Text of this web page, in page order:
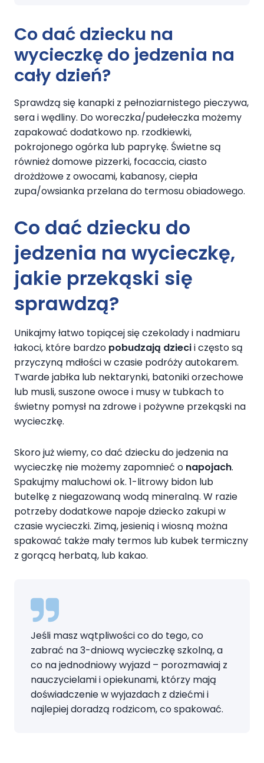
Co dać dziecku na
wycieczkę do jedzenia na
cały dzień?
Sprawdzą się kanapki z pełnoziarnistego pieczywa,
sera i wędliny. Do woreczka/pudełeczka możemy
zapakować dodatkowo np. rzodkiewki,
pokrojonego ogórka lub paprykę. Świetne są
również domowe pizzerki, focaccia, ciasto
drożdżowe z owocami, kabanosy, ciepła
zupa/owsianka przelana do termosu obiadowego.
Co dać dziecku do
jedzenia na wycieczkę,
jakie przekąski się
sprawdzą?
Unikajmy łatwo topiącej się czekolady i nadmiaru
łakoci, które bardzo pobudzają dziecii często są
przyczyną mdłości w czasie podróży autokarem.
Twarde jabłka lub nektarynki, batoniki orzechowe
lub musli, suszone owoce i musy w tubkach to
świetny pomysł na zdrowe i pożywne przekąski na
wycieczkę.
Skoro już wiemy, co dać dziecku do jedzenia na
wycieczkę nie możemy zapomnieć o napojach.
Spakujmy maluchowi ok. 1-litrowy bidon lub
butelkę z niegazowaną wodą mineralną. W razie
potrzeby dodatkowe napoje dziecko zakupi w
czasie wycieczki. Zimą, jesienią i wiosną można
spakować także mały termos lub kubek termiczny
z gorącą herbatą, lub kakao.
Jeśli masz wątpliwości co do tego, co
zabrać na 3-dniową wycieczkę szkolną, a
co na jednodniowy wyjazd – porozmawiaj z
nauczycielami i opiekunami, którzy mają
doświadczenie w wyjazdach z dziećmi i
najlepiej doradzą rodzicom, co spakować.